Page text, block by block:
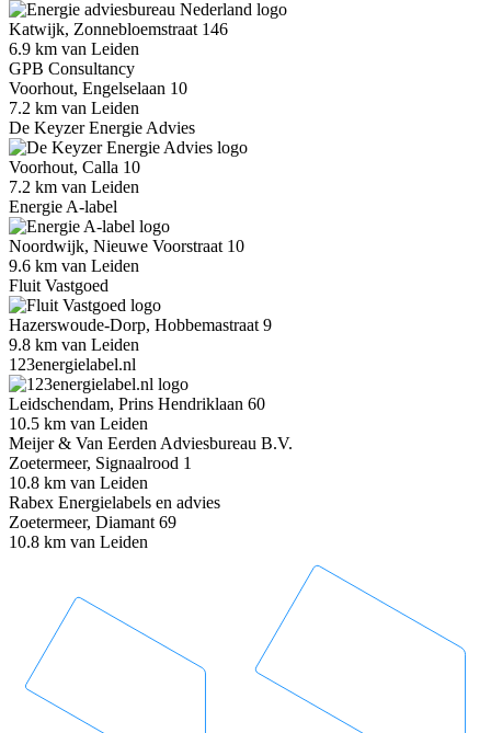
Katwijk, Zonnebloemstraat 146
6.9 km van Leiden
GPB Consultancy
Voorhout, Engelselaan 10
7.2 km van Leiden
De Keyzer Energie Advies
Voorhout, Calla 10
7.2 km van Leiden
Energie A-label
Noordwijk, Nieuwe Voorstraat 10
9.6 km van Leiden
Fluit Vastgoed
Hazerswoude-Dorp, Hobbemastraat 9
9.8 km van Leiden
123energielabel.nl
Leidschendam, Prins Hendriklaan 60
10.5 km van Leiden
Meijer & Van Eerden Adviesbureau B.V.
Zoetermeer, Signaalrood 1
10.8 km van Leiden
Rabex Energielabels en advies
Zoetermeer, Diamant 69
10.8 km van Leiden